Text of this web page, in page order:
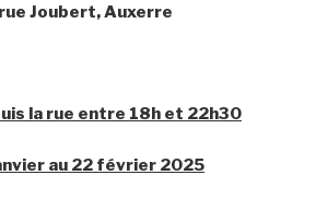
Joubert, Auxerre
la rue entre 18h et 22h30
au 22 février 2025